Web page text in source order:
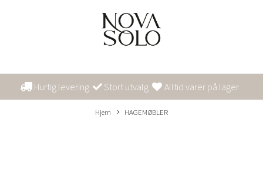
Hurtig levering Stort utvalg Alltid varer på lager
Hjem HAGEMØBLER